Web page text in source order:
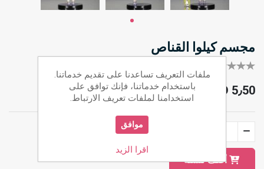
مجسم كيلوا القناص
JOD 5٫50
أضف للسلة
ملفات التعريف تساعدنا على تقديم خدماتنا.
باستخدام خدماتنا، فإنك توافق على
استخدامنا لملفات تعريف الارتباط.
موافق
اقرا الزيد